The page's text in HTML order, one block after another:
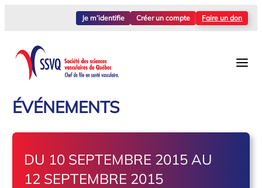
Je m’identifie Créer un compte Faire un don
ÉVÉNEMENTS
DU 10 SEPTEMBRE 2015 AU
12 SEPTEMBRE 2015